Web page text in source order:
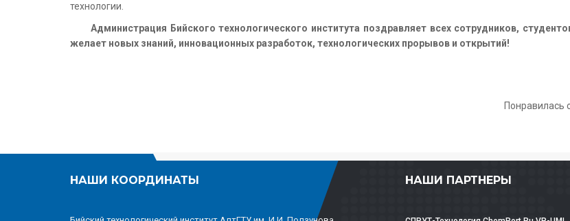
технологии.
Администрация Бийского технологического института поздравляет всех сотрудников,
желает новых знаний, инновационных разработок, технологических прорывов и открытий!
Понравилась
НАШИ КООРДИНАТЫ НАШИ ПАРТНЕРЫ